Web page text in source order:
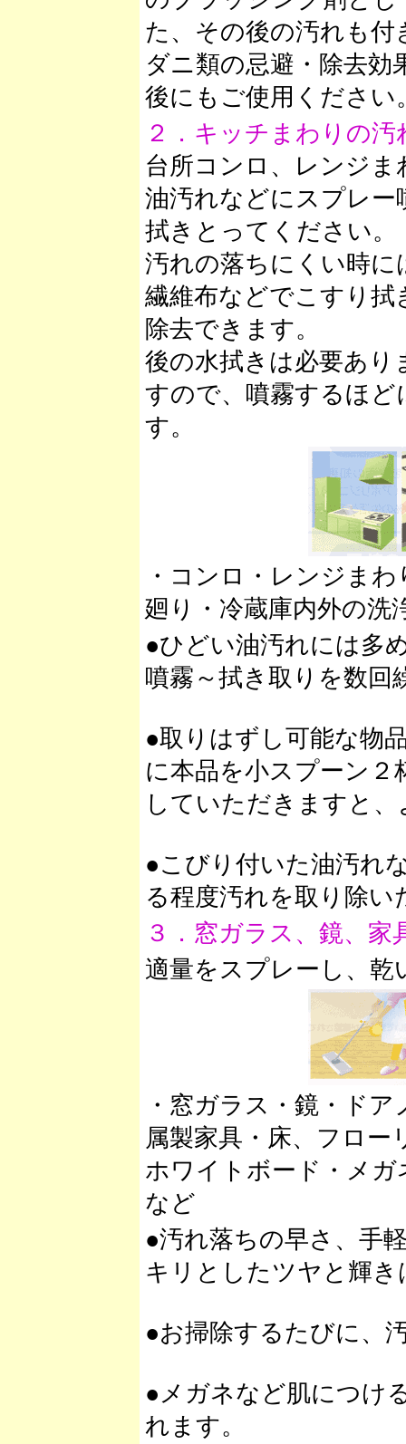
た、その後の汚れも
ダニ類の忌避・除去効
後にもご使用ください
２．キッチまわりの
台所コンロ、レンジ
油汚れなどにスプレー
拭きとってください。
汚れの落ちにくい時に
繊維布などでこすり
除去できます。
後の水拭きは必要あり
すので、噴霧するほ
す。
・コンロ・レンジま
廻り・冷蔵庫内外の洗
●ひどい油汚れには多
噴霧～拭き取りを数回
●取りはずし可能な物
に本品を小スプーン２
していただきますと
●こびり付いた油汚れ
る程度汚れを取り除い
３．窓ガラス、鏡、家
適量をスプレーし、
・窓ガラス・鏡・ド
属製家具・床、フロ
ホワイトボード・メガ
など
●汚れ落ちの早さ、手
キリとしたツヤと輝
●お掃除するたびに、
●メガネなど肌につけ
れます。